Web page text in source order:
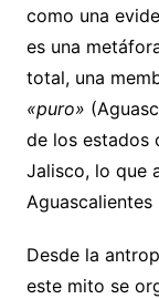
como una
es una
total, una
«puro»
de los estados
Jalisco, lo que
Desde la
este mito se